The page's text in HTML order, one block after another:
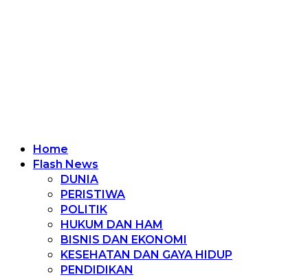
Home
Flash News
DUNIA
PERISTIWA
POLITIK
HUKUM DAN HAM
BISNIS DAN EKONOMI
KESEHATAN DAN GAYA HIDUP
PENDIDIKAN